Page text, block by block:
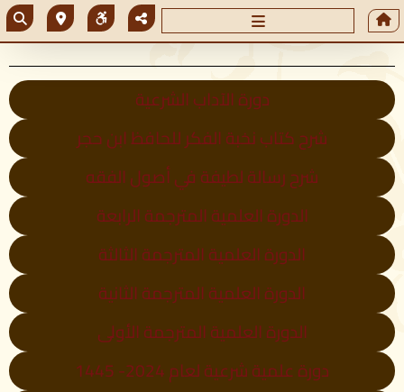
دورة الآداب الشرعية
شرح كتاب نخبة الفكر للحافظ ابن حجر
شرح رسالة لطيفة في أصول الفقه
الدورة العلمية المترجمة الرابعة
الدورة العلمية المترجمة الثالثة
الدورة العلمية المترجمة الثانية
الدورة العلمية المترجمة الأولى
دورة علمية شرعية لعام 2024- 1445